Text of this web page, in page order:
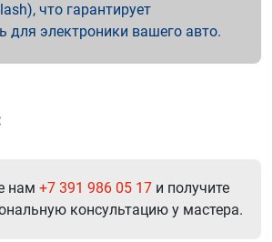
что гарантирует
для электроники вашего авто.
нам +7 391 986 05 17 и получите
консультацию у мастера.